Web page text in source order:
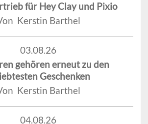
für Hey Clay und Pixio
Kerstin Barthel
03.08.26
gehören erneut zu den
Geschenken
Kerstin Barthel
04.08.26